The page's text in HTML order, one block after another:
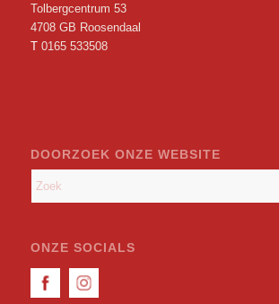
Tolbergcentrum 53
4708 GB Roosendaal
T 0165 533508
DOORZOEK ONZE WEBSITE
ONZE SOCIALS